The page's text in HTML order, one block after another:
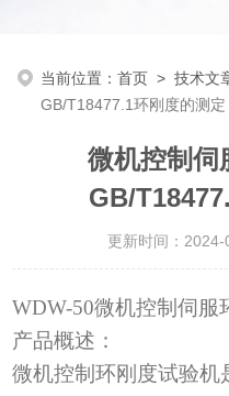
当前位置：首页 >技术文
GB/T18477.1环刚度的测定
微机控制伺
GB/
更新时间：
WDW-50微机控制伺服
产品概述：
微机控制环刚度试验机